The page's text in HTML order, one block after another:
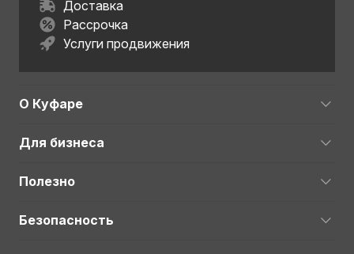
Доставка
Рассрочка
Услуги продвижения
О Куфаре
Для бизнеса
Полезно
Безопасность